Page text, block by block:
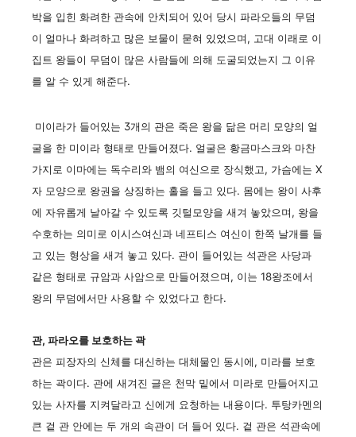
박을 입힌 화려한 관속에 안치되어 있어 당시 파라오들의 무덤
이 얼마나 화려하고 많은 보물이 묻혀 있었으며, 고대 이래로 이
집트 왕들이 무덤이 많은 사람들에 의해 도굴되었는지 그 이유
를 알 수 있게 해준다.
미이라가 들어있는 3개의 관은 죽은 왕을 닮은 머리 모양의 얼
굴을 한 미이라 형태로 만들어졌다. 얼굴은 황금마스크와 마찬
가지로 이마에는 독수리와 뱀의 여신으로 장식했고, 가슴에는 X
자 모양으로 왕권을 상징하는 홀을 들고 있다. 몸에는 왕이 사후
에 자유롭게 날아갈 수 있도록 깃털모양을 새겨 놓았으며, 왕을
수호하는 의미로 이시스여신과 네프티스 여신이 한쪽 날개를 들
고 있는 형상을 새겨 놓고 있다. 관이 들어있는 석관은 사당과
같은 형태로 규암과 사암으로 만들어졌으며, 이는 18왕조에서
왕의 무덤에서만 사용할 수 있었다고 한다.
관, 파라오를 보호하는 곽
관은 피장자의 신체를 대신하는 대체물인 동시에, 미라를 보호
하는 곽이다. 관에 새겨진 글은 천막 밑에서 미라로 만들어지고
있는 사자를 지켜달라고 신에게 요청하는 내용이다. 투탕카멘의
큰 겉 관 안에는 두 개의 속관이 더 들어 있다. 겉 관은 석관속에